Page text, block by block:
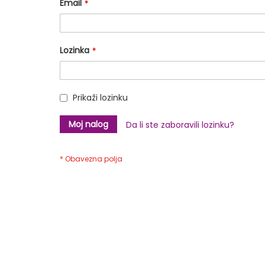
Email
Lozinka
Prikaži lozinku
Moj nalog Da li ste zaboravili lozinku?